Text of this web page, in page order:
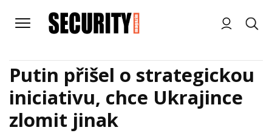
Putin přišel o strategickou
iniciativu, chce Ukrajince
zlomit jinak